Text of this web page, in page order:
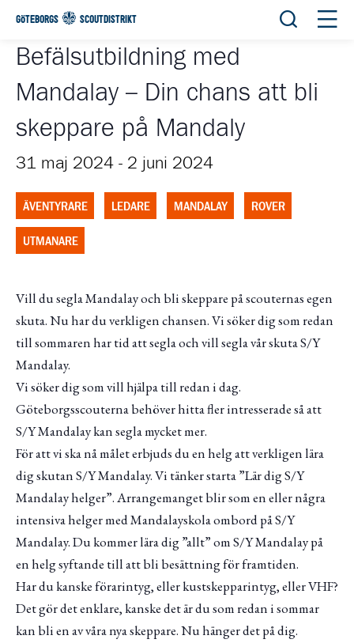
GÖTEBORGS SCOUTDISTRIKT Öppna
Befälsutbildning med
Mandalay – Din chans att bli
skeppare på Mandaly
31 maj 2024 - 2 juni 2024
ÄVENTYRARE LEDARE MANDALAY ROVER
UTMANARE
Vill du segla Mandalay och bli skeppare på scouternas egen
skuta. Nu har du verkligen chansen. Vi söker dig som redan
till sommaren har tid att segla och vill segla vår skuta S/Y
Mandalay.
Vi söker dig som vill hjälpa till redan i dag.
Göteborgsscouterna behöver hitta fler intresserade så att
S/Y Mandalay kan segla mycket mer.
För att vi ska nå målet erbjuds du en helg att verkligen lära
dig skutan S/Y Mandalay. Vi tänker starta ”Lär dig S/Y
Mandalay helger”. Arrangemanget blir som en eller några
intensiva helger med Mandalayskola ombord på S/Y
Mandalay. Du kommer lära dig ”allt” om S/Y Mandalay på
en helg syftande till att bli besättning för framtiden.
Har du kanske förarintyg, eller kustskepparintyg, eller VHF?
Det gör det enklare, kanske det är du som redan i sommar
kan bli en av våra nya skeppare. Nu hänger det på dig.